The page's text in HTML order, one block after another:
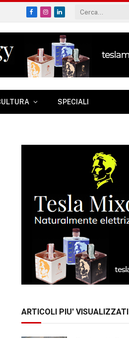
Facebook
Instagram
LinkedIn
SPECIALI
ARTICOLI PIU' VISUALIZZATI